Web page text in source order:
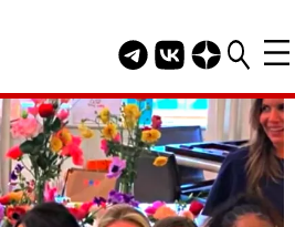
Telegram канал
Группа HELLO
Канал